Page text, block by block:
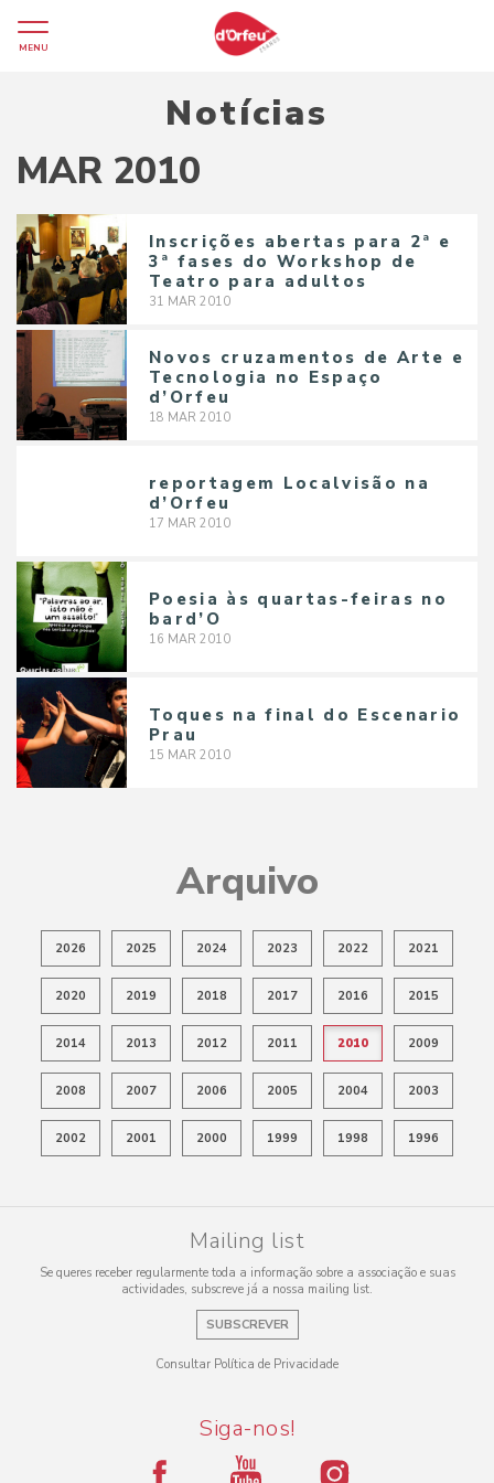
MENU
Notícias
MAR 2010
Inscrições abertas para 2ª e
3ª fases do Workshop de
Teatro para adultos
31 MAR 2010
Novos cruzamentos de Arte e
Tecnologia no Espaço
d’Orfeu
18 MAR 2010
reportagem Localvisão na
d’Orfeu
17 MAR 2010
Poesia às quartas-feiras no
bard’O
16 MAR 2010
Toques na final do Escenario
Prau
15 MAR 2010
Arquivo
2026 2025 2024 2023 2022 2021
2020 2019 2018 2017 2016 2015
2014 2013 2012 2011 2010 2009
2008 2007 2006 2005 2004 2003
2002 2001 2000 1999 1998 1996
Mailing list
Se queres receber regularmente toda a informação sobre a associação e suas
actividades, subscreve já a nossa mailing list.
SUBSCREVER
Consultar Política de Privacidade
Siga-nos!